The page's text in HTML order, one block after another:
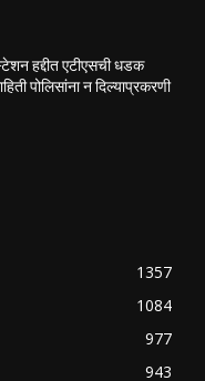
हद्दीत एटीएसची धडक
पोलिसांना न दिल्याप्रकरणी
1357
1084
977
943